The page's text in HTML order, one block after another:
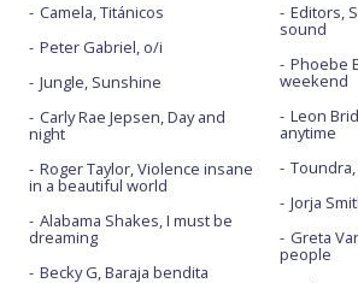
Camela, Titánicos
Peter Gabriel, o/i
Jungle, Sunshine
Carly Rae Jepsen, Day and
night
Roger Taylor, Violence insane
in a beautiful world
Alabama Shakes, I must be
dreaming
Becky G, Baraja bendita
Editors,
sound
Phoebe
weekend
Leon
anytime
Jorja
Greta
people